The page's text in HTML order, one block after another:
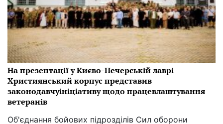
На презентації у Києво-Печерській лаврі
Християнський корпус представив
законодавчуініціативу щодо працевлаштування
ветеранів
Об'єднання бойових підрозділів Сил оборони